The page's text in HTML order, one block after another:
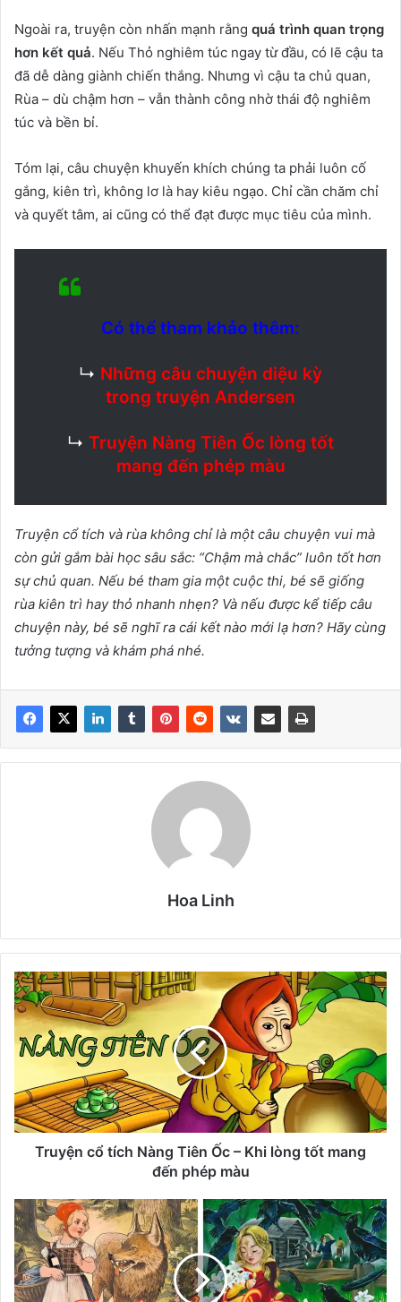
Ngoài ra, truyện còn nhấn mạnh rằng quá trình quan trọng
hơn kết quả. Nếu Thỏ nghiêm túc ngay từ đầu, có lẽ cậu ta
đã dễ dàng giành chiến thắng. Nhưng vì cậu ta chủ quan,
Rùa – dù chậm hơn – vẫn thành công nhờ thái độ nghiêm
túc và bền bỉ.
Tóm lại, câu chuyện khuyến khích chúng ta phải luôn cố
gắng, kiên trì, không lơ là hay kiêu ngạo. Chỉ cần chăm chỉ
và quyết tâm, ai cũng có thể đạt được mục tiêu của mình.
Có thể tham khảo thêm:
↳ Những câu chuyện diệu kỳ
trong truyện Andersen
↳ Truyện Nàng Tiên Ốc lòng tốt
mang đến phép màu
Truyện cổ tích và rùa không chỉ là một câu chuyện vui mà
còn gửi gắm bài học sâu sắc: “Chậm mà chắc” luôn tốt hơn
sự chủ quan. Nếu bé tham gia một cuộc thi, bé sẽ giống
rùa kiên trì hay thỏ nhanh nhẹn? Và nếu được kể tiếp câu
chuyện này, bé sẽ nghĩ ra cái kết nào mới lạ hơn? Hãy cùng
tưởng tượng và khám phá nhé.
Hoa Linh
T
r
u
y
ệ
c
ổ
t
N
à
n
g
T
Truyện cổ tích Nàng Tiên Ốc – Khi lòng tốt mang
đến phép màu
T
ổ
n
g
h